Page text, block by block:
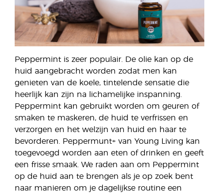
Peppermint is zeer populair. De olie kan op de
huid aangebracht worden zodat men kan
genieten van de koele, tintelende sensatie die
heerlijk kan zijn na lichamelijke inspanning.
Peppermint kan gebruikt worden om geuren of
smaken te maskeren, de huid te verfrissen en
verzorgen en het welzijn van huid en haar te
bevorderen. Peppermunt+ van Young Living kan
toegevoegd worden aan eten of drinken en geeft
een frisse smaak. We raden aan om Peppermint
op de huid aan te brengen als je op zoek bent
naar manieren om je dagelijkse routine een